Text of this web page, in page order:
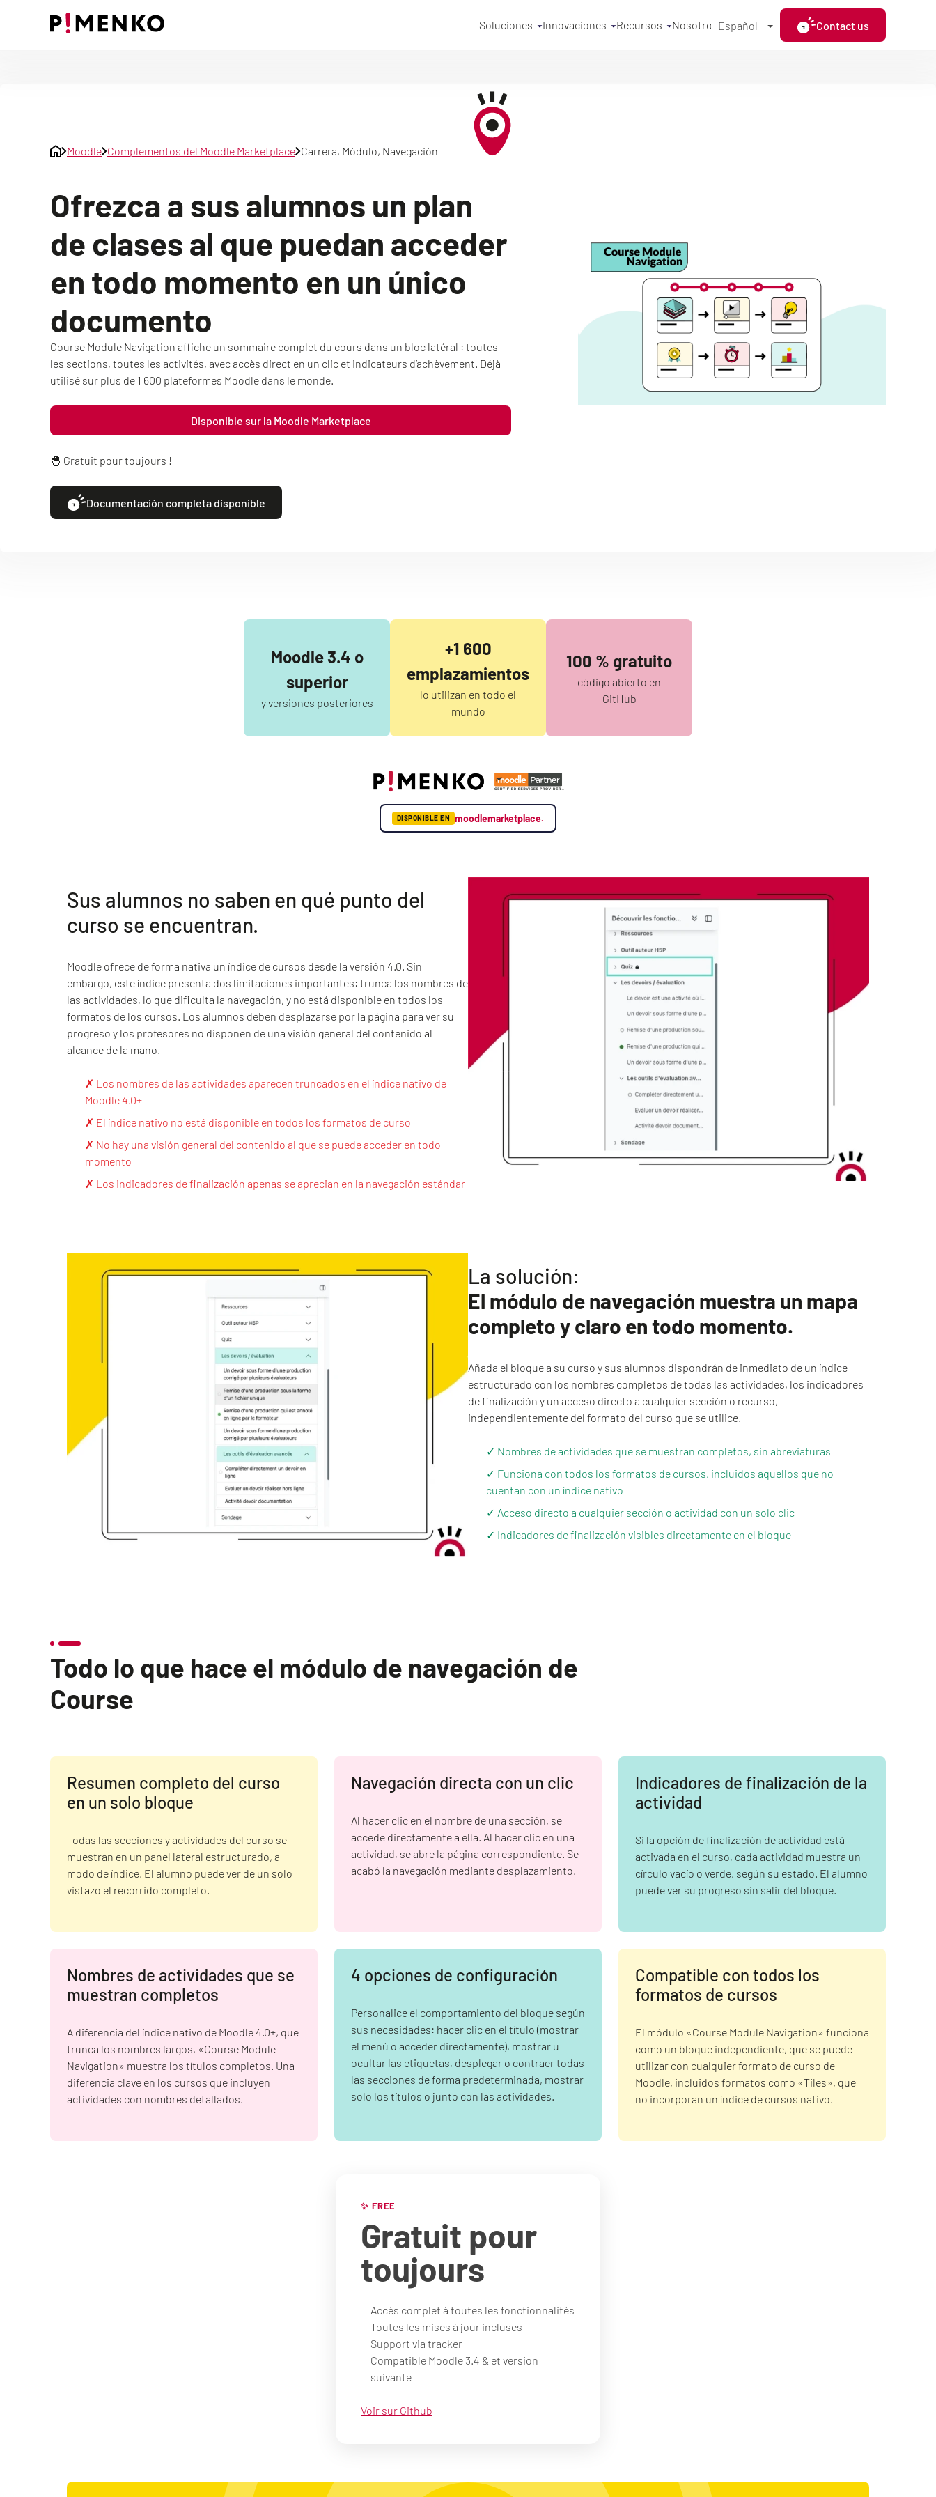
Soluciones Innovaciones Recursos Nosotros Español Contact us
Moodle Complementos del Moodle Marketplace Carrera, Módulo, Navegación
Ofrezca a sus alumnos un plan
de clases al que puedan acceder
en todo momento en un único
documento
Course Module Navigation affiche un sommaire complet du cours dans un bloc latéral : toutes
les sections, toutes les activités, avec accès direct en un clic et indicateurs d’achèvement. Déjà
utilisé sur plus de 1 600 plateformes Moodle dans le monde.
Disponible sur la Moodle Marketplace
🐣 Gratuit pour toujours !
Documentación completa disponible
Moodle 3.4 o
superior
y versiones posteriores
+1 600
emplazamientos
lo utilizan en todo el
mundo
100 % gratuito
código abierto en
GitHub
DISPONIBLE EN moodlemarketplace.
Sus alumnos no saben en qué punto del
curso se encuentran.
Moodle ofrece de forma nativa un índice de cursos desde la versión 4.0. Sin
embargo, este índice presenta dos limitaciones importantes: trunca los nombres de
las actividades, lo que dificulta la navegación, y no está disponible en todos los
formatos de los cursos. Los alumnos deben desplazarse por la página para ver su
progreso y los profesores no disponen de una visión general del contenido al
alcance de la mano.
✗ Los nombres de las actividades aparecen truncados en el índice nativo de
Moodle 4.0+
✗ El índice nativo no está disponible en todos los formatos de curso
✗ No hay una visión general del contenido al que se puede acceder en todo
momento
✗ Los indicadores de finalización apenas se aprecian en la navegación estándar
La solución:
El módulo de navegación muestra un mapa
completo y claro en todo momento.
Añada el bloque a su curso y sus alumnos dispondrán de inmediato de un índice
estructurado con los nombres completos de todas las actividades, los indicadores
de finalización y un acceso directo a cualquier sección o recurso,
independientemente del formato del curso que se utilice.
✓ Nombres de actividades que se muestran completos, sin abreviaturas
✓ Funciona con todos los formatos de cursos, incluidos aquellos que no
cuentan con un índice nativo
✓ Acceso directo a cualquier sección o actividad con un solo clic
✓ Indicadores de finalización visibles directamente en el bloque
Todo lo que hace el módulo de navegación de
Course
Resumen completo del curso
en un solo bloque
Todas las secciones y actividades del curso se
muestran en un panel lateral estructurado, a
modo de índice. El alumno puede ver de un solo
vistazo el recorrido completo.
Navegación directa con un clic
Al hacer clic en el nombre de una sección, se
accede directamente a ella. Al hacer clic en una
actividad, se abre la página correspondiente. Se
acabó la navegación mediante desplazamiento.
Indicadores de finalización de la
actividad
Si la opción de finalización de actividad está
activada en el curso, cada actividad muestra un
círculo vacío o verde, según su estado. El alumno
puede ver su progreso sin salir del bloque.
Nombres de actividades que se
muestran completos
A diferencia del índice nativo de Moodle 4.0+, que
trunca los nombres largos, «Course Module
Navigation» muestra los títulos completos. Una
diferencia clave en los cursos que incluyen
actividades con nombres detallados.
4 opciones de configuración
Personalice el comportamiento del bloque según
sus necesidades: hacer clic en el título (mostrar
el menú o acceder directamente), mostrar u
ocultar las etiquetas, desplegar o contraer todas
las secciones de forma predeterminada, mostrar
solo los títulos o junto con las actividades.
Compatible con todos los
formatos de cursos
El módulo «Course Module Navigation» funciona
como un bloque independiente, que se puede
utilizar con cualquier formato de curso de
Moodle, incluidos formatos como «Tiles», que
no incorporan un índice de cursos nativo.
✨ FREE
Gratuit pour
toujours
Accès complet à toutes les fonctionnalités
Toutes les mises à jour incluses
Support via tracker
Compatible Moodle 3.4 & et version
suivante
Voir sur Github